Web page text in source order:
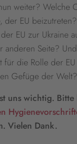
weiter? Welche
der EU
EU zur Ukraine
anderen Seite?
für die Rolle der
Gefüge der Welt?
uns wichtig. Bitte
Vielen Dank.